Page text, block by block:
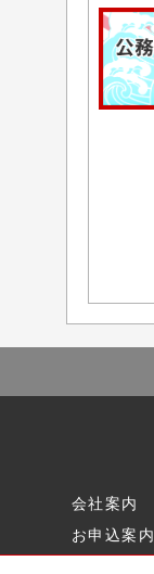
会社案内
お申込案内